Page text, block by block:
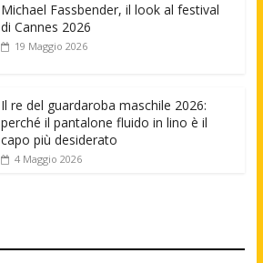
Michael Fassbender, il look al festival
di Cannes 2026
19 Maggio 2026
Il re del guardaroba maschile 2026:
perché il pantalone fluido in lino è il
capo più desiderato
4 Maggio 2026